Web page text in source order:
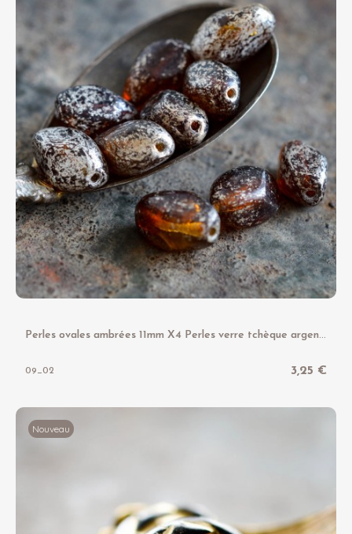
P
erles ovales ambrées 11mm X4 Perles verre tchèque argenté
09_02 3,25 €
Nouveau